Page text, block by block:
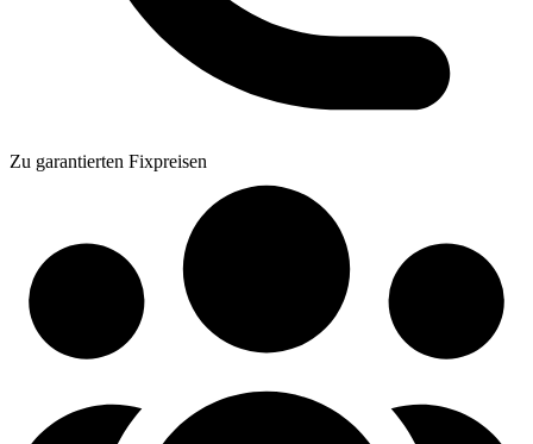
Zu garantierten Fixpreisen